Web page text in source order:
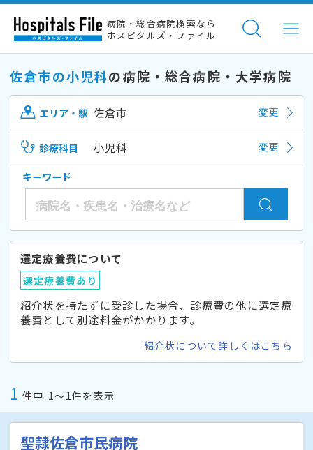
病院・総合病院検索なら
ホスピタルズ・ファイル
佐倉市の小児科の病院・総合病院・大学病院
エリア・駅 佐倉市 変更
診療科目 小児科 変更
キーワード
選定療養費について
選定療養費あり
紹介状を持たずに受診した場合、診療費の他に選定療
養費として別途料金がかかります。
紹介状について詳しくはこちら
1 件中 1〜1件を表示
聖隷佐倉市民病院